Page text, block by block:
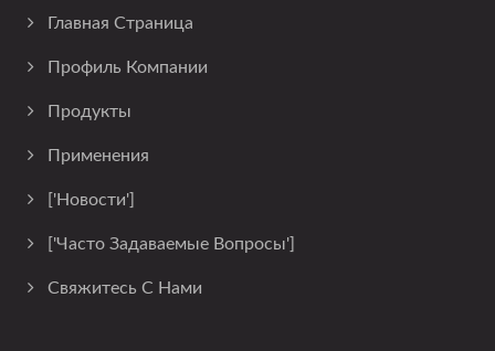
Главная Страница
Профиль Компании
Продукты
Применения
['Новости']
['Часто Задаваемые Вопросы']
Свяжитесь С Нами